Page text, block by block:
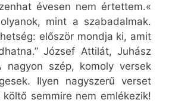
évesen nem értettem.«
mint a szabadalmak.
először mondja ki, amit
József Attilát, Juhász
nagyon szép, komoly versek
Ilyen nagyszerű verset
semmire nem emlékezik!